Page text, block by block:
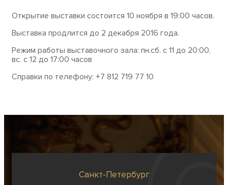
Открытие выставки состоится 10 ноября в 19:00 часов.
Выставка продлится до 2 декабря 2016 года.
Режим работы выставочного зала: пн.сб. с 11 до 20:00,
вс. с 12 до 17:00 часов
Справки по телефону: +7 812 719 77 10
Санкт-Петербург